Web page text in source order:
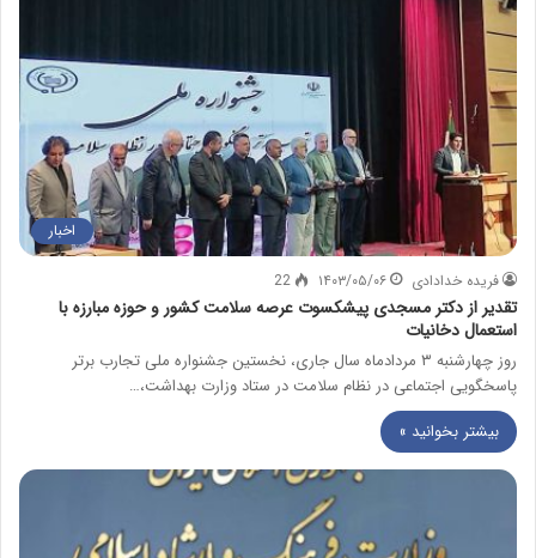
اخبار
فریده خدادادی ۱۴۰۳/۰۵/۰۶ 22
تقدیر از دکتر مسجدی پیشکسوت عرصه سلامت کشور و حوزه مبارزه با
استعمال دخانیات
روز چهارشنبه ۳ مردادماه سال جاری، نخستین جشنواره ملی تجارب برتر
پاسخگویی اجتماعی در نظام سلامت در ستاد وزارت بهداشت،…
بیشتر بخوانید »